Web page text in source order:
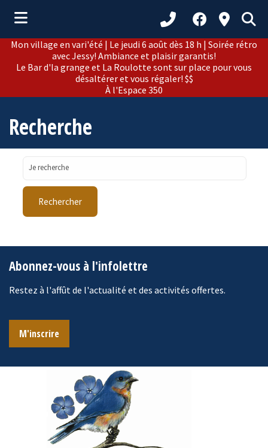
(Municipalité )
(Citoyens )
(Loisirs et culture )
(Développement )
Mon village en vari'été | Le jeudi 6 août dès 18 h | Soirée rétro
avec Jessy! Ambiance et plaisir garantis!
Le Bar d'la grange et La Roulotte sont sur place pour vous
désaltérer et vous régaler! $$
À l'Espace 350
Recherche
Je recherche
Abonnez-vous à l'infolettre
Restez à l'affût de l'actualité et des activités offertes.
M'inscrire